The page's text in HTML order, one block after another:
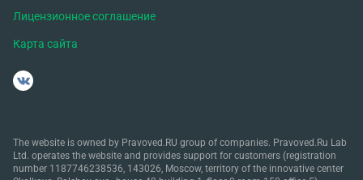
Лицензионное соглашение
Карта сайта
The website is owned by Pravoved.RU group of companies. Pravoved.Ru Lab
Ltd. operates the website and provides support for customers (registration
number 1187746238536, 143026, Moscow, territory of the innovative center